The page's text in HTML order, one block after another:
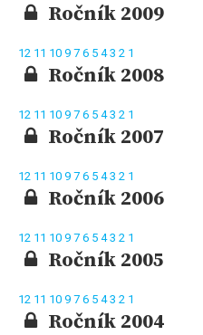
Ročník 2009
12 11 10 9 7 6 5 43 2 1
Ročník 2008
12 11 10 9 7 6 5 43 2 1
Ročník 2007
12 11 10 9 7 6 5 43 2 1
Ročník 2006
12 11 10 9 7 6 5 43 2 1
Ročník 2005
12 11 10 9 7 6 5 43 2 1
Ročník 2004